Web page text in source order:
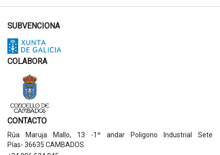
SUBVENCIONA
COLABORA
CONTACTO
Rúa Maruja Mallo, 13 -1º andar Poligono Industrial Sete
Pías- 36635 CAMBADOS